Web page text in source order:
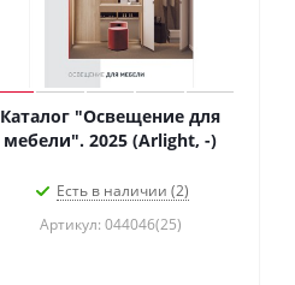
Каталог "Освещение для
мебели". 2025 (Arlight, -)
Есть в наличии (2)
Артикул: 044046(25)